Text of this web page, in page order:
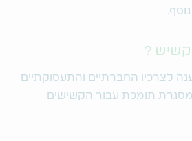
?
לצרכיו החברתיים והתעסוקתיים
תומכת עבור הקשישים